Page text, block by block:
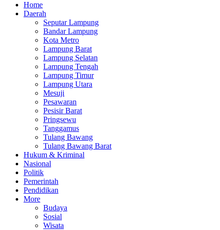
Home
Daerah
Seputar Lampung
Bandar Lampung
Kota Metro
Lampung Barat
Lampung Selatan
Lampung Tengah
Lampung Timur
Lampung Utara
Mesuji
Pesawaran
Pesisir Barat
Pringsewu
Tanggamus
Tulang Bawang
Tulang Bawang Barat
Hukum & Kriminal
Nasional
Politik
Pemerintah
Pendidikan
More
Budaya
Sosial
Wisata